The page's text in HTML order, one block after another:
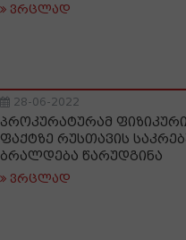
ვრცლად
28-06-2022
პროკურატურამ
ფაქტზე რუსთავის
ბრალდება წარუდგინა
ვრცლად